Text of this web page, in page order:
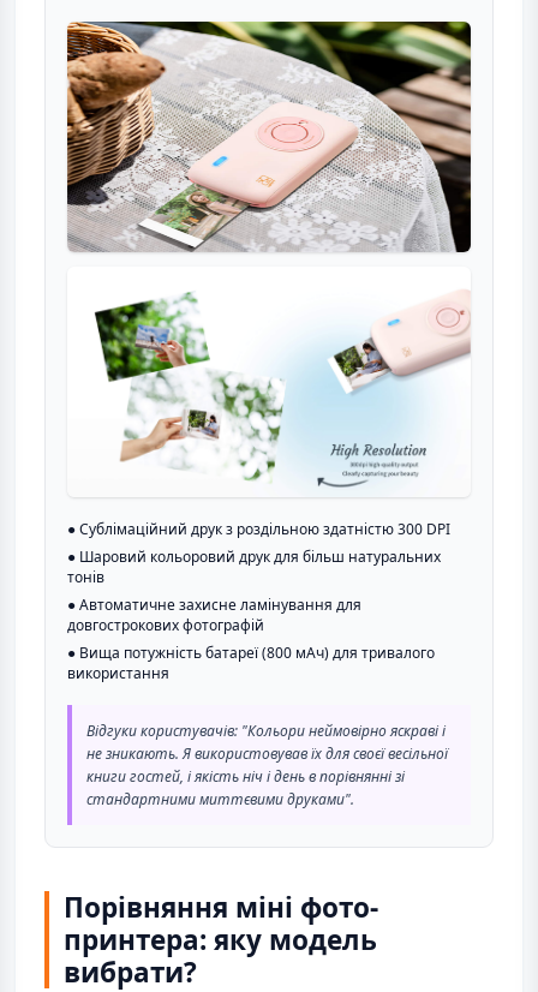
● Сублімаційний друк з роздільною здатністю 300 DPI
● Шаровий кольоровий друк для більш натуральних
тонів
● Автоматичне захисне ламінування для
довгострокових фотографій
● Вища потужність батареї (800 мАч) для тривалого
використання
Відгуки користувачів: "Кольори неймовірно яскраві і
не зникають. Я використовував їх для своєї весільної
книги гостей, і якість ніч і день в порівнянні зі
стандартними миттєвими друками".
Порівняння міні фото-
принтера: яку модель
вибрати?